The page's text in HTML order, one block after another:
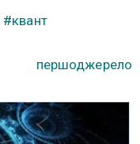
#квант
першоджерело